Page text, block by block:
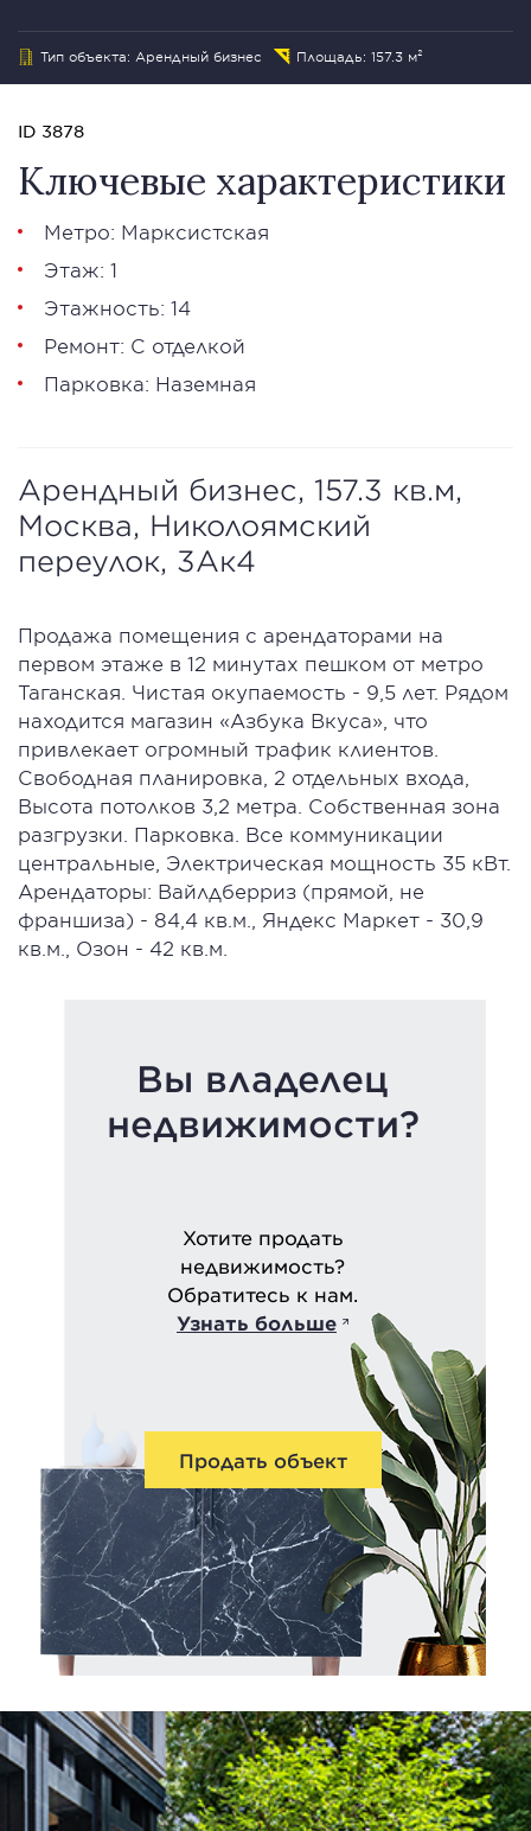
Тип объекта: Арендный бизнес Площадь: 157.3 м²
ID 3878
Ключевые характеристики
Метро: Марксистская
Этаж: 1
Этажность: 14
Ремонт: С отделкой
Парковка: Наземная
Арендный бизнес, 157.3 кв.м,
Москва, Николоямский
переулок, 3Ак4
Продажа помещения с арендаторами на
первом этаже в 12 минутах пешком от метро
Таганская. Чистая окупаемость - 9,5 лет. Рядом
находится магазин «Азбука Вкуса», что
привлекает огромный трафик клиентов.
Свободная планировка, 2 отдельных входа,
Высота потолков 3,2 метра. Собственная зона
разгрузки. Парковка. Все коммуникации
центральные, Электрическая мощность 35 кВт.
Арендаторы: Вайлдберриз (прямой, не
франшиза) - 84,4 кв.м., Яндекс Маркет - 30,9
кв.м., Озон - 42 кв.м.
Вы владелец
недвижимости?
Хотите продать
недвижимость?
Обратитесь к нам.
Узнать больше
Продать объект